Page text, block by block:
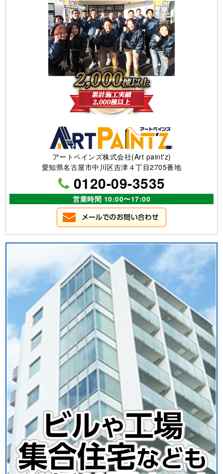
アートペインズ株式会社(Art paint'z)
愛知県名古屋市中川区吉津４丁目2705番地
0120-09-3535
営業時間 10:00〜17:00